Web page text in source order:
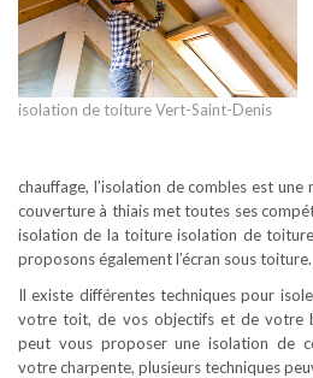
isolation de toiture Vert-Saint-Denis
chauffage, l’isolation de combles est
couverture à thiais met toutes ses
isolation de la toiture isolation de
proposons également l’écran sous toiture.
Il existe différentes techniques pour
votre toit, de vos objectifs et de votre
peut vous proposer une isolation de
votre charpente, plusieurs techniques